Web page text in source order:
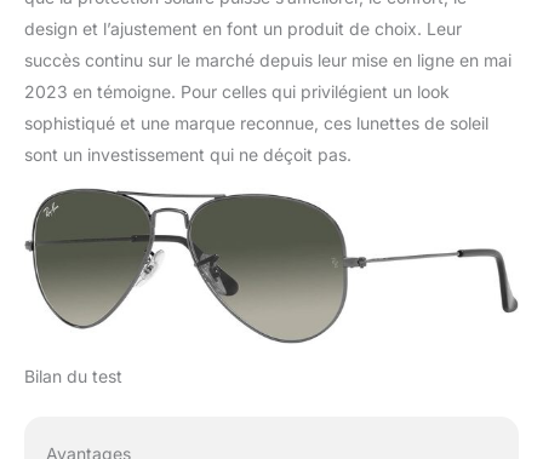
design et l’ajustement en font un produit de choix. Leur
succès continu sur le marché depuis leur mise en ligne en mai
2023 en témoigne. Pour celles qui privilégient un look
sophistiqué et une marque reconnue, ces lunettes de soleil
sont un investissement qui ne déçoit pas.
Bilan du test
Avantages